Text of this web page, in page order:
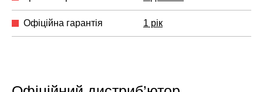
Офіційна гарантія 1 рік